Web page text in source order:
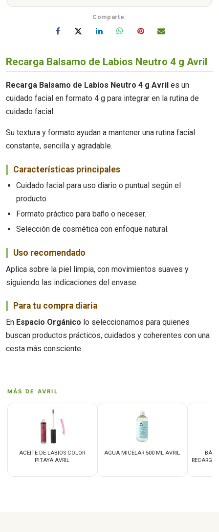
Comparte:
Recarga Balsamo de Labios Neutro 4 g Avril
Recarga Balsamo de Labios Neutro 4 g Avril es un
cuidado facial en formato 4 g para integrar en la rutina de
cuidado facial.
Su textura y formato ayudan a mantener una rutina facial
constante, sencilla y agradable.
Características principales
Cuidado facial para uso diario o puntual según el
producto.
Formato práctico para baño o neceser.
Selección de cosmética con enfoque natural.
Uso recomendado
Aplica sobre la piel limpia, con movimientos suaves y
siguiendo las indicaciones del envase.
Para tu compra diaria
En Espacio Orgánico lo seleccionamos para quienes
buscan productos prácticos, cuidados y coherentes con una
cesta más consciente.
MÁS DE AVRIL
ACEITE DE LABIOS COLOR
PITAYA AVRIL
AGUA MICELAR 500 ML AVRIL